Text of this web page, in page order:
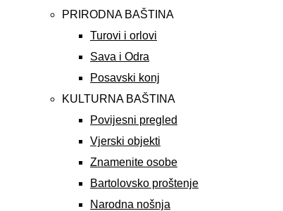
PRIRODNA BAŠTINA
Turovi i orlovi
Sava i Odra
Posavski konj
KULTURNA BAŠTINA
Povijesni pregled
Vjerski objekti
Znamenite osobe
Bartolovsko proštenje
Narodna nošnja